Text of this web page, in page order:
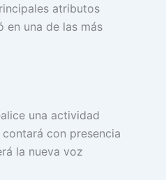
atributos
una de las más
una actividad
con presencia
la nueva voz